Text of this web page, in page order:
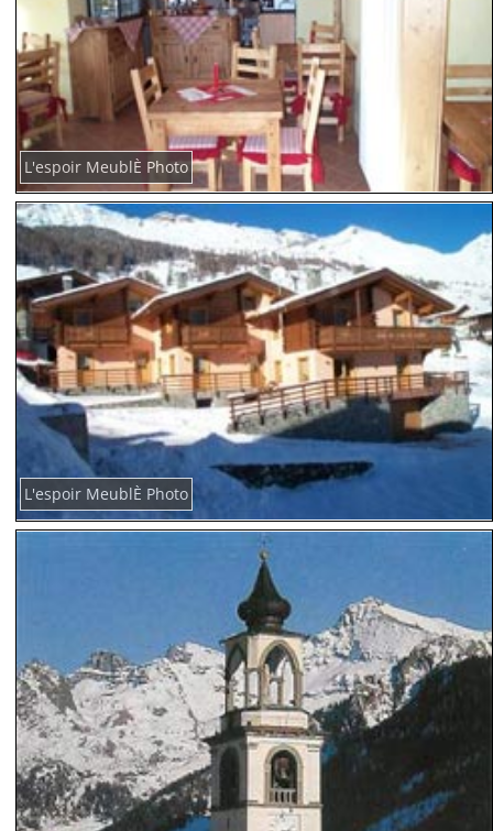
L'espoir MeublÈ Photo
L'espoir MeublÈ Photo